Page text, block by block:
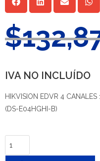
$
IVA NO INCLUÍDO
HIKVISION EDVR 4
(DS-E04HGHI-B)